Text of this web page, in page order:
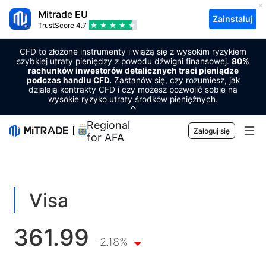
Mitrade EU
TrustScore 4.7
Zainstaluj
CFD to złożone instrumenty i wiążą się z wysokim ryzykiem
szybkiej utraty pieniędzy z powodu dźwigni finansowej. 80%
rachunków inwestorów detalicznych traci pieniądze
podczas handlu CFD. Zastanów się, czy rozumiesz, jak
działają kontrakty CFD i czy możesz pozwolić sobie na
wysokie ryzyko utraty środków pieniężnych.
Regional Sponsor
for AFA
Zaloguj się
Waluta
Towary
Kryptowaluty
Handlowy
Platforma handlowa
Zarządzanie ryzykiem
Narzędzia rynkowe
Kalendarz ekonomiczny
Edukacja
Visa
361.99 -2.18%